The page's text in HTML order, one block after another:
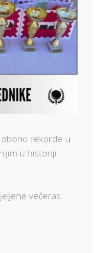
rekorde u
u historiji
večeras